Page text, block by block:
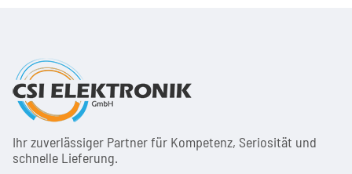
Ihr zuver­läs­siger Partner für Kom­pe­tenz, Seri­osi­tät und
schnel­le Lie­ferung.